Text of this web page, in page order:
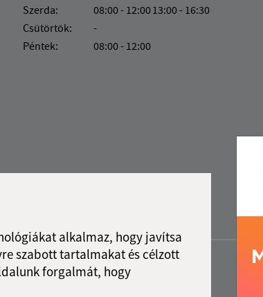
alkalmaz, hogy javítsa
szabott tartalmakat és célzott
forgalmát, hogy
Szerda:
08:00 - 12:0013:00 - 16:30
Csütörtök:
-
Péntek:
08:00 - 12:00